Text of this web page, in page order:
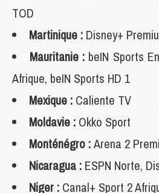
TOD
Martinique : Disney+
Mauritanie : beIN Sports
Afrique, beIN Sports HD 1
Mexique : Caliente TV
Moldavie : Okko Sport
Monténégro :Arena 2
Nicaragua : ESPN Norte,
Niger : Canal+ Sport 2